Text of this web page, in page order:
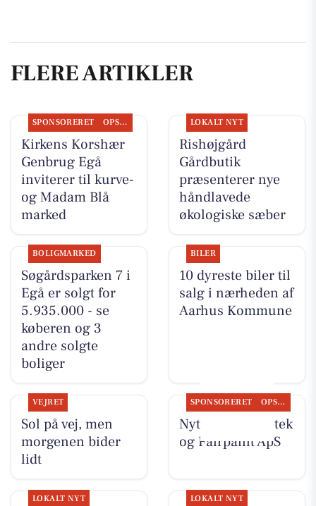
FLERE ARTIKLER
SPONSORERET OPSLAGSTAVLEN
Kirkens Korshær
Genbrug Egå
inviterer til kurve-
og Madam Blå
marked
LOKALT NYT
Rishøjgård
Gårdbutik
præsenterer nye
håndlavede
økologiske sæber
BOLIGMARKED
Søgårdsparken 7 i
Egå er solgt for
5.935.000 - se
køberen og 3
andre solgte
boliger
BILER
10 dyreste biler til
salg i nærheden af
Aarhus Kommune
VEJRET
Sol på vej, men
morgenen bider
lidt
SPONSORERET OPSLAGSTAVLEN
Nyt fra Egå Apotek
og Fairpaint ApS
LOKALT NYT LOKALT NYT